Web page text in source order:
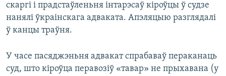
скаргі і прадстаўленьня інтарэсаў кіроўцы ў судзе
нанялі ўкраінскага адваката. Апэляцыю разглядалі
ў канцы траўня.
У часе пасяджэньня адвакат спрабаваў пераканаць
суд, што кіроўца перавозіў «тавар» не прыхавана (у